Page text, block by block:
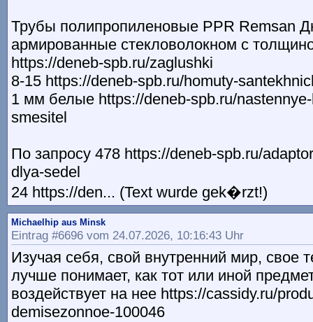
Трубы полипропиленовые PPR Remsan
армированные стекловолокном с
https://deneb-spb.ru/zaglushki
8-15 https://deneb-spb.ru/homuty-
1 мм белые https://deneb-spb.ru/
smesitel
По запросу 478 https://deneb-spb.ru/
dlya-sedel
24 https://den... (Text wurde gek�rzt!)
Michaelhip aus Minsk
Eintrag #6696 vom 24.07.2026, 10:16:43 Uhr
Изучая себя, свой внутренний мир, свое
лучше понимает, как тот или иной
воздействует на нее https://cassidy.ru/
demisezonnoe-100046